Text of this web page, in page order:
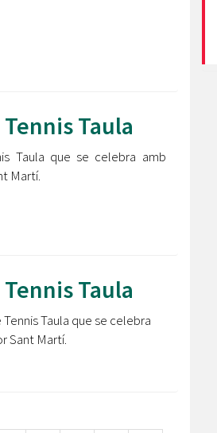
Taula
Taula que se celebra amb
Martí.
Taula
Taula que se celebra
Sant Martí.